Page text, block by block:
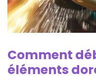
Comment
éléments